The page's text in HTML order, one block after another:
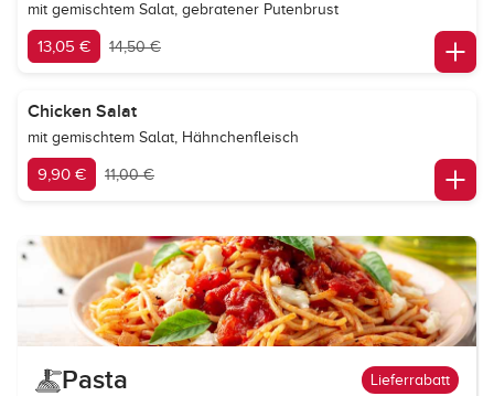
mit gemischtem Salat, gebratener Putenbrust
13,05 € 14,50 €
Chicken Salat
mit gemischtem Salat, Hähnchenfleisch
9,90 € 11,00 €
Pasta Lieferrabatt